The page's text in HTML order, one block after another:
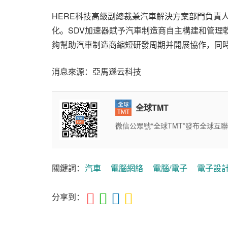
HERE科技高級副總裁兼汽車解決方案部門負責
化。SDV加速器賦予汽車制造商自主構建和管
夠幫助汽車制造商縮短研發周期并開展協作，
消息來源：亞馬遜云科技
全球TMT
微信公眾號“全球TMT”發布全球互
關鍵詞： 汽車 電腦網絡 電腦/電子 電子設
分享到：